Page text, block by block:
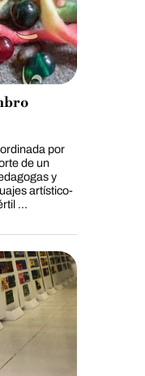
por
de un
y
artístico-
...